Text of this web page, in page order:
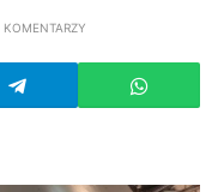
KOMENTARZY